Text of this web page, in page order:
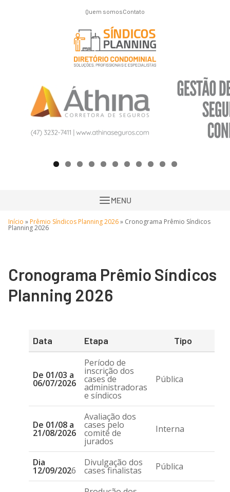
Quem somosContato
MENU
Início » Prêmio Síndicos Planning 2026» Cronograma Prêmio Síndicos
Planning 2026
Cronograma Prêmio Síndicos
Planning 2026
Data Etapa Tipo
De 01/03 a
06/07/2026
Período de
inscrição dos
cases de
administradoras
e síndicos
Pública
De 01/08 a
21/08/2026
Avaliação dos
cases pelo
comitê de
jurados
Interna
Dia
12/09/2026
Divulgação dos
cases finalistas Pública